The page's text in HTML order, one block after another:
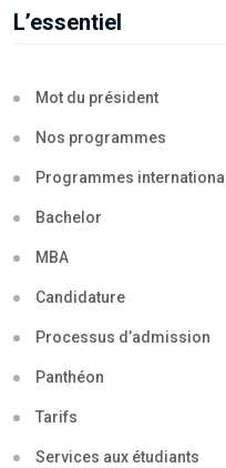
L’essentiel
Mot du président
Nos programmes
Programmes
Bachelor
MBA
Candidature
Processus d’admission
Panthéon
Tarifs
Services aux étudiants